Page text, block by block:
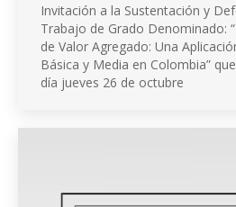
Invitación a la Sustentación y
Trabajo de Grado Denominado:
de Valor Agregado: Una
Básica y Media en Colombia”
día jueves 26 de octubre